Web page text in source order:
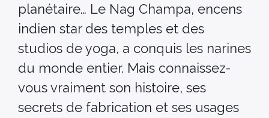
planétaire… Le Nag Champa, encens
indien star des temples et des
studios de yoga, a conquis les narines
du monde entier. Mais connaissez-
vous vraiment son histoire, ses
secrets de fabrication et ses usages